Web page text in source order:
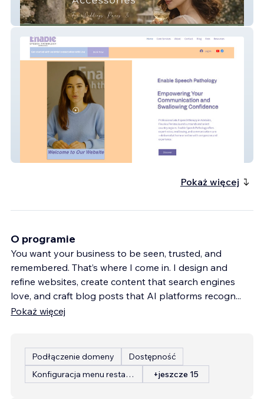
Ollie & Ivy Shop
Enable Speech Pathology
Pokaż więcej
O programie
You want your business to be seen, trusted, and
remembered. That’s where I come in. I design and
refine websites, create content that search engines
love, and craft blog posts that AI platforms recogn...
Pokaż więcej
Podłączenie domeny
Dostępność
Konfiguracja menu restauracji
+jeszcze 15